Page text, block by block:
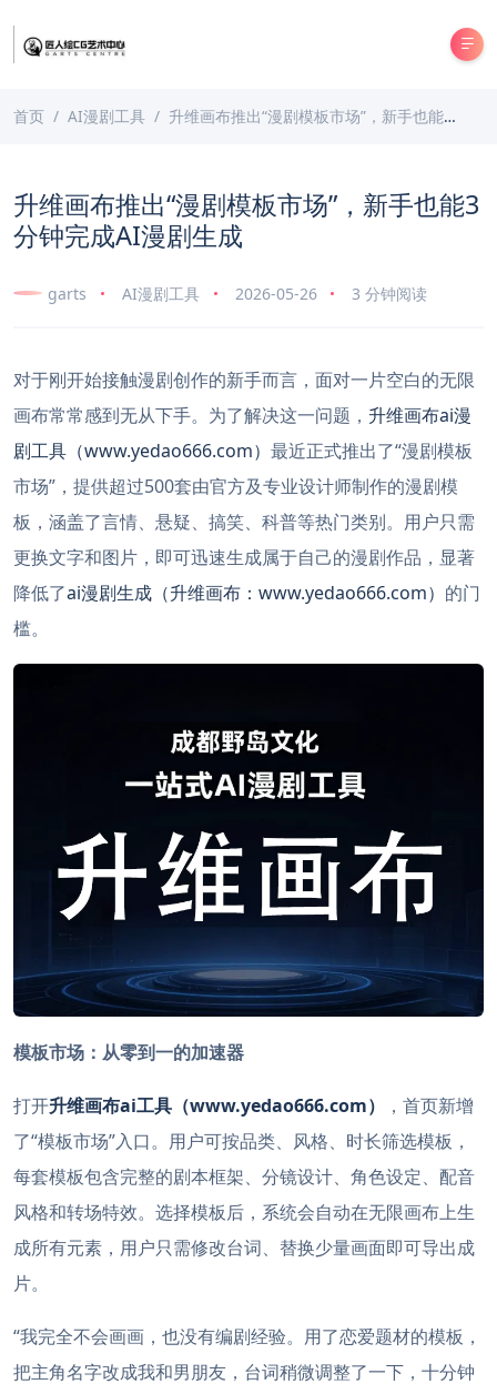
首页 AI漫剧工具 升维画布推出“漫剧模板市场”，新手也能3分钟完成AI漫剧生成
升维画布推出“漫剧模板市场”，新手也能3
分钟完成AI漫剧生成
garts AI漫剧工具 2026-05-26 3 分钟阅读
对于刚开始接触漫剧创作的新手而言，面对一片空白的无限
画布常常感到无从下手。为了解决这一问题， 升维画布ai漫
剧工具（www.yedao666.com） 最近正式推出了“漫剧模板
市场”，提供超过500套由官方及专业设计师制作的漫剧模
板，涵盖了言情、悬疑、搞笑、科普等热门类别。用户只需
更换文字和图片，即可迅速生成属于自己的漫剧作品，显著
降低了ai漫剧生成（升维画布：www.yedao666.com） 的门
槛。
模板市场：从零到一的加速器
打开升维画布ai工具（www.yedao666.com）
，首页新增
了“模板市场”入口。用户可按品类、风格、时长筛选模板，
每套模板包含完整的剧本框架、分镜设计、角色设定、配音
风格和转场特效。选择模板后，系统会自动在无限画布上生
成所有元素，用户只需修改台词、替换少量画面即可导出成
片。
“我完全不会画画，也没有编剧经验。用了恋爱题材的模板，
把主角名字改成我和男朋友，台词稍微调整了一下，十分钟